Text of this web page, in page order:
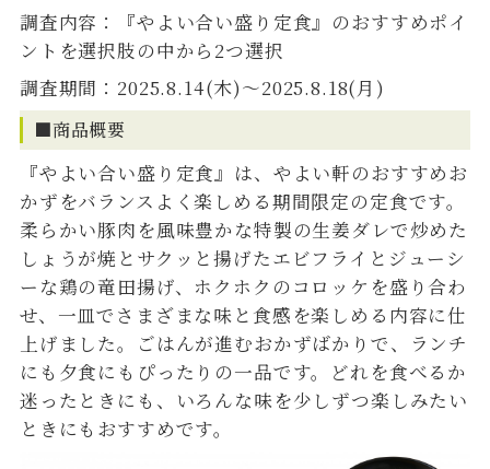
調査内容：『やよい合い盛り定食』のおすすめポイ
ントを選択肢の中から2つ選択
調査期間：2025.8.14(木)～2025.8.18(月)
■商品概要
『やよい合い盛り定食』は、やよい軒のおすすめお
かずをバランスよく楽しめる期間限定の定食です。
柔らかい豚肉を風味豊かな特製の生姜ダレで炒めた
しょうが焼とサクッと揚げたエビフライとジューシ
ーな鶏の竜田揚げ、ホクホクのコロッケを盛り合わ
せ、一皿でさまざまな味と食感を楽しめる内容に仕
上げました。ごはんが進むおかずばかりで、ランチ
にも夕食にもぴったりの一品です。どれを食べるか
迷ったときにも、いろんな味を少しずつ楽しみたい
ときにもおすすめです。